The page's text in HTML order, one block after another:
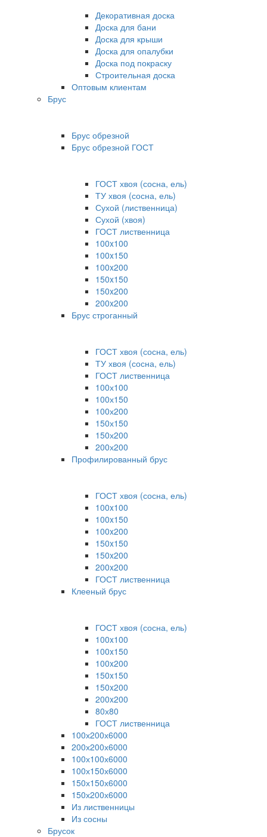
Декоративная доска
Доска для бани
Доска для крыши
Доска для опалубки
Доска под покраску
Строительная доска
Оптовым клиентам
Брус
Брус обрезной
Брус обрезной ГОСТ
ГОСТ хвоя (сосна, ель)
ТУ хвоя (сосна, ель)
Сухой (лиственница)
Сухой (хвоя)
ГОСТ лиственница
100x100
100x150
100x200
150x150
150x200
200x200
Брус строганный
ГОСТ хвоя (сосна, ель)
ТУ хвоя (сосна, ель)
ГОСТ лиственница
100х100
100х150
100х200
150х150
150х200
200х200
Профилированный брус
ГОСТ хвоя (сосна, ель)
100x100
100x150
100x200
150x150
150x200
200x200
ГОСТ лиственница
Клееный брус
ГОСТ хвоя (сосна, ель)
100x100
100x150
100x200
150x150
150x200
200x200
80х80
ГОСТ лиственница
100х200х6000
200х200х6000
100х100х6000
100х150х6000
150х150х6000
150х200х6000
Из лиственницы
Из сосны
Брусок